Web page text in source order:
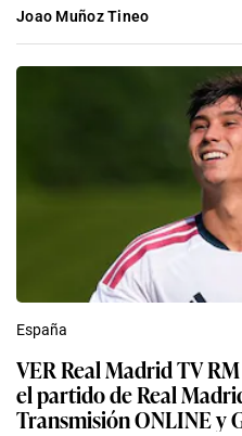
Joao Muñoz Tineo
España
VER Real Madrid TV
el partido de Real
Transmisión ONLINE y